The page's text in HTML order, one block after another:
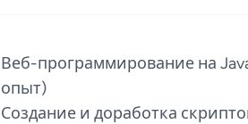
Веб-программирование на
опыт)
Создание и доработка